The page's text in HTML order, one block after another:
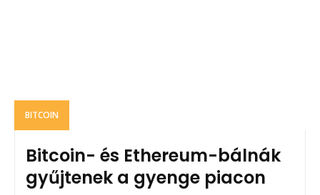
BITCOIN
Bitcoin- és Ethereum-bálnák
gyűjtenek a gyenge piacon